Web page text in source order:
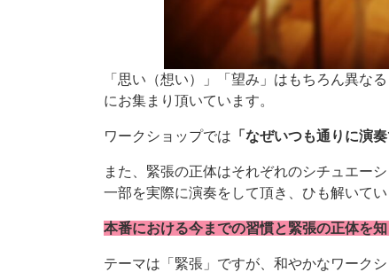
「思い（想い）」「望み」はもちろん異な
にお集まり頂いています。
ワークショップでは 「なぜいつも通りに演
また、緊張の正体はそれぞれのシチュエー
一部を実際に演奏をして頂き、ひも解いて
本番における今までの習慣と緊張の正体を
テーマは「緊張」ですが、和やかなワークシ